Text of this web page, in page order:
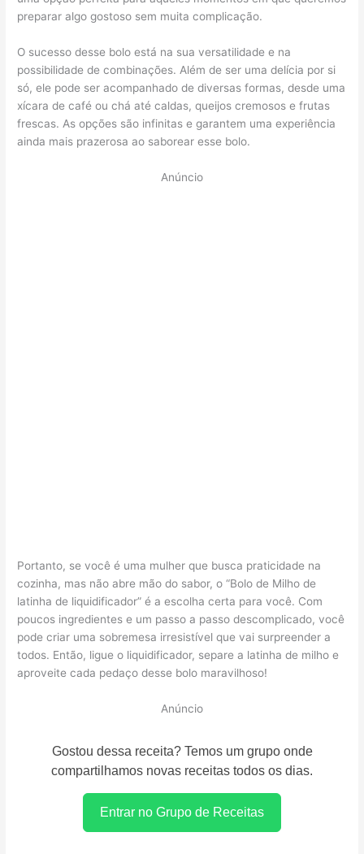
preparar algo gostoso sem muita complicação.
O sucesso desse bolo está na sua versatilidade e na
possibilidade de combinações. Além de ser uma delícia por si
só, ele pode ser acompanhado de diversas formas, desde uma
xícara de café ou chá até caldas, queijos cremosos e frutas
frescas. As opções são infinitas e garantem uma experiência
ainda mais prazerosa ao saborear esse bolo.
Anúncio
Portanto, se você é uma mulher que busca praticidade na
cozinha, mas não abre mão do sabor, o “Bolo de Milho de
latinha de liquidificador” é a escolha certa para você. Com
poucos ingredientes e um passo a passo descomplicado, você
pode criar uma sobremesa irresistível que vai surpreender a
todos. Então, ligue o liquidificador, separe a latinha de milho e
aproveite cada pedaço desse bolo maravilhoso!
Anúncio
Gostou dessa receita? Temos um grupo onde
compartilhamos novas receitas todos os dias.
Entrar no Grupo de Receitas